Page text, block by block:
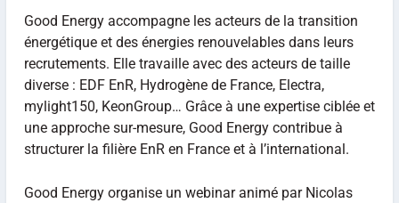
Good Energy accompagne les acteurs de la transition
énergétique et des énergies renouvelables dans leurs
recrutements. Elle travaille avec des acteurs de taille
diverse : EDF EnR, Hydrogène de France, Electra,
mylight150, KeonGroup… Grâce à une expertise ciblée et
une approche sur-mesure, Good Energy contribue à
structurer la filière EnR en France et à l’international.
Good Energy organise un webinar animé par Nicolas